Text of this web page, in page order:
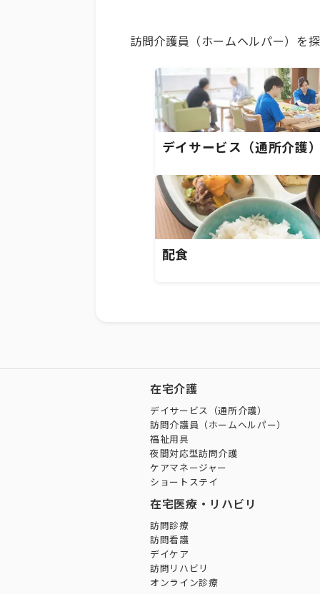
訪問介護員（ホームヘルパー）を
デイサービス（通所介護
配食
在宅介護
デイサービス（通所介護）
訪問介護員（ホームヘルパー）
福祉用具
夜間対応型訪問介護
ケアマネージャー
ショートステイ
在宅医療・リハビリ
訪問診療
訪問看護
デイケア
訪問リハビリ
オンライン診療